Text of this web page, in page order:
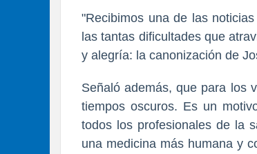
"Recibimos una de las
las tantas dificultades que
y alegría: la canonización de
Señaló además, que para los
tiempos oscuros. Es un
todos los profesionales de la
una medicina más humana y